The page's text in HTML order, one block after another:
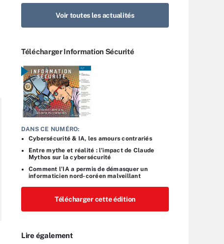
Voir toutes les actualités
Télécharger Information Sécurité
DANS CE NUMÉRO:
Cybersécurité & IA, les amours contrariés
Entre mythe et réalité : l’impact de Claude
Mythos sur la cybersécurité
Comment l’IA a permis de démasquer un
informaticien nord-coréen malveillant
Télécharger cette édition
Lire également